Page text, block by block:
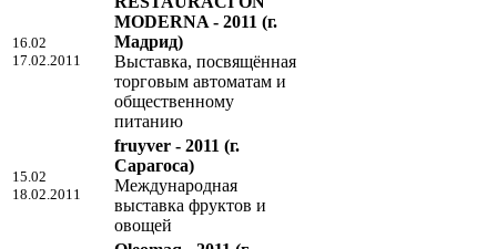
16.02
17.02.2011
MODERNA - 2011 (г.
Мадрид)
Выставка, посвящённая
торговым автоматам и
общественному
питанию
15.02
18.02.2011
fruyver - 2011 (г.
Сарагоса)
Международная
выставка фруктов и
овощей